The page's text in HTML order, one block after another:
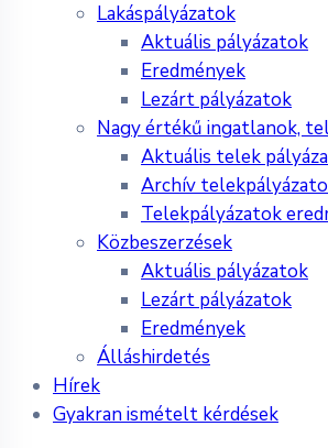
Lakáspályázatok
Aktuális pályázatok
Eredmények
Lezárt pályázatok
Nagy értékű ingatlanok,
Aktuális telek
Archív
Telekpályázatok
Közbeszerzések
Aktuális pályázatok
Lezárt pályázatok
Eredmények
Álláshirdetés
Hírek
Gyakran ismételt kérdések